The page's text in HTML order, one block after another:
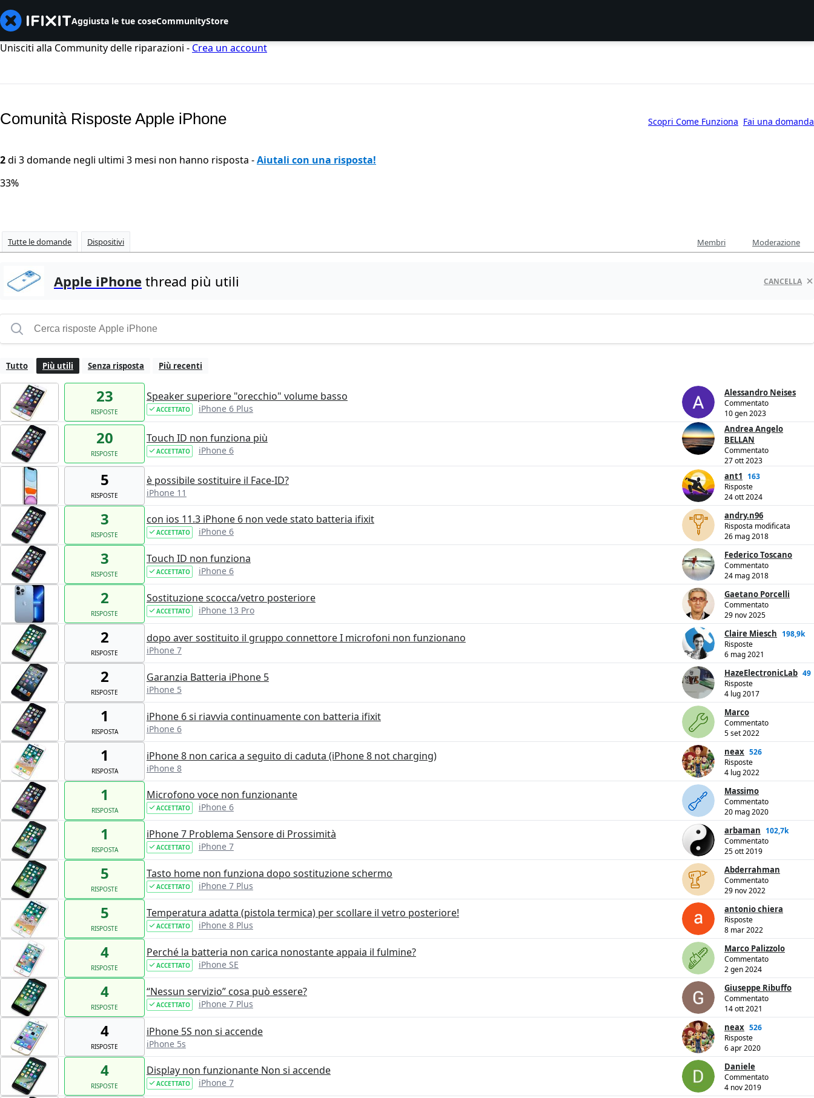
Aggiusta le tue coseCommunityStore
Unisciti alla Community delle riparazioni - Crea un account
Comunità Risposte Apple iPhone Scopri Come Funziona Fai una domanda
2di 3 domande negli ultimi 3 mesi non hanno risposta -Aiutali con una risposta!
33%
Tutte le domande Dispositivi Membri Moderazione
Apple iPhone thread più utili CANCELLA
Tutto Più utili Senza risposta Più recenti
23
RISPOSTE
Speaker superiore "orecchio" volume basso
ACCETTATO iPhone 6 Plus
Alessandro Neises
Commentato
10 gen 2023
20
RISPOSTE
Touch ID non funziona più
ACCETTATO iPhone 6
Andrea Angelo
BELLAN
Commentato
27 ott 2023
5
RISPOSTE
è possibile sostituire il Face-ID?
iPhone 11
ant1 163
Risposte
24 ott 2024
3
RISPOSTE
con ios 11.3 iPhone 6 non vede stato batteria ifixit
ACCETTATO iPhone 6
andry.n96
Risposta modificata
26 mag 2018
3
RISPOSTE
Touch ID non funziona
ACCETTATO iPhone 6
Federico Toscano
Commentato
24 mag 2018
2
RISPOSTE
Sostituzione scocca/vetro posteriore
ACCETTATO iPhone 13 Pro
Gaetano Porcelli
Commentato
29 nov 2025
2
RISPOSTE
dopo aver sostituito il gruppo connettore I microfoni non funzionano
iPhone 7
Claire Miesch 198,9k
Risposte
6 mag 2021
2
RISPOSTE
Garanzia Batteria iPhone 5
iPhone 5
HazeElectronicLab 49
Risposte
4 lug 2017
1
RISPOSTA
iPhone 6 si riavvia continuamente con batteria ifixit
iPhone 6
Marco
Commentato
5 set 2022
1
RISPOSTA
iPhone 8 non carica a seguito di caduta (iPhone 8 not charging)
iPhone 8
neax 526
Risposte
4 lug 2022
1
RISPOSTA
Microfono voce non funzionante
ACCETTATO iPhone 6
Massimo
Commentato
20 mag 2020
1
RISPOSTA
iPhone 7 Problema Sensore di Prossimità
ACCETTATO iPhone 7
arbaman 102,7k
Commentato
25 ott 2019
5
RISPOSTE
Tasto home non funziona dopo sostituzione schermo
ACCETTATO iPhone 7 Plus
Abderrahman
Commentato
29 nov 2022
5
RISPOSTE
Temperatura adatta (pistola termica) per scollare il vetro posteriore!
ACCETTATO iPhone 8 Plus
antonio chiera
Risposte
8 mar 2022
4
RISPOSTE
Perché la batteria non carica nonostante appaia il fulmine?
ACCETTATO iPhone SE
Marco Palizzolo
Commentato
2 gen 2024
4
RISPOSTE
“Nessun servizio” cosa può essere?
ACCETTATO iPhone 7 Plus
Giuseppe Ribuffo
Commentato
14 ott 2021
4
RISPOSTE
iPhone 5S non si accende
iPhone 5s
neax 526
Risposte
6 apr 2020
4
RISPOSTE
Display non funzionante Non si accende
ACCETTATO iPhone 7
Daniele
Commentato
4 nov 2019